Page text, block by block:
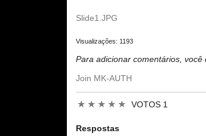
Slide1.JPG
Visualizações: 1193
Para adicionar comentários, você
Join MK-AUTH
★ ★ ★ ★ ★ VOTOS 1
Respostas